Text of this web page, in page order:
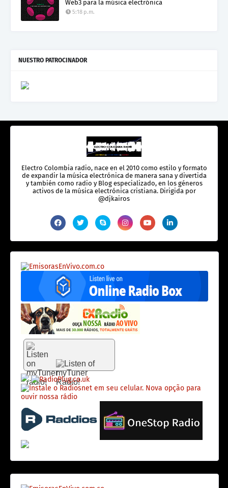
Web3 para la música electrónica
5:18 p.m.
NUESTRO PATROCINADOR
Electro Colombia radio, nace en el 2010 como estilo y formato
de expandir la música electrónica de manera sana y divertida
y también como radio y Blog especializado, en los géneros
activos de la música electrónica cristiana. Dirigida por
@djkairos